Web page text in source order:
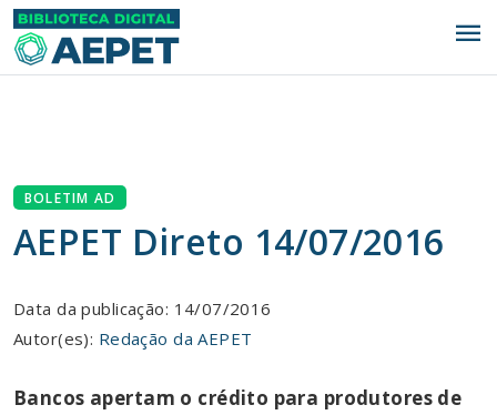
menu
BOLETIM AD
AEPET Direto 14/07/2016
Data da publicação: 14/07/2016
Autor(es): Redação da AEPET
Bancos apertam o crédito para produtores de